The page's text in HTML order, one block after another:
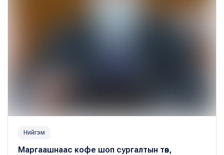
Нийгэм
Маргаашнаас кофе шоп сургалтын төв,